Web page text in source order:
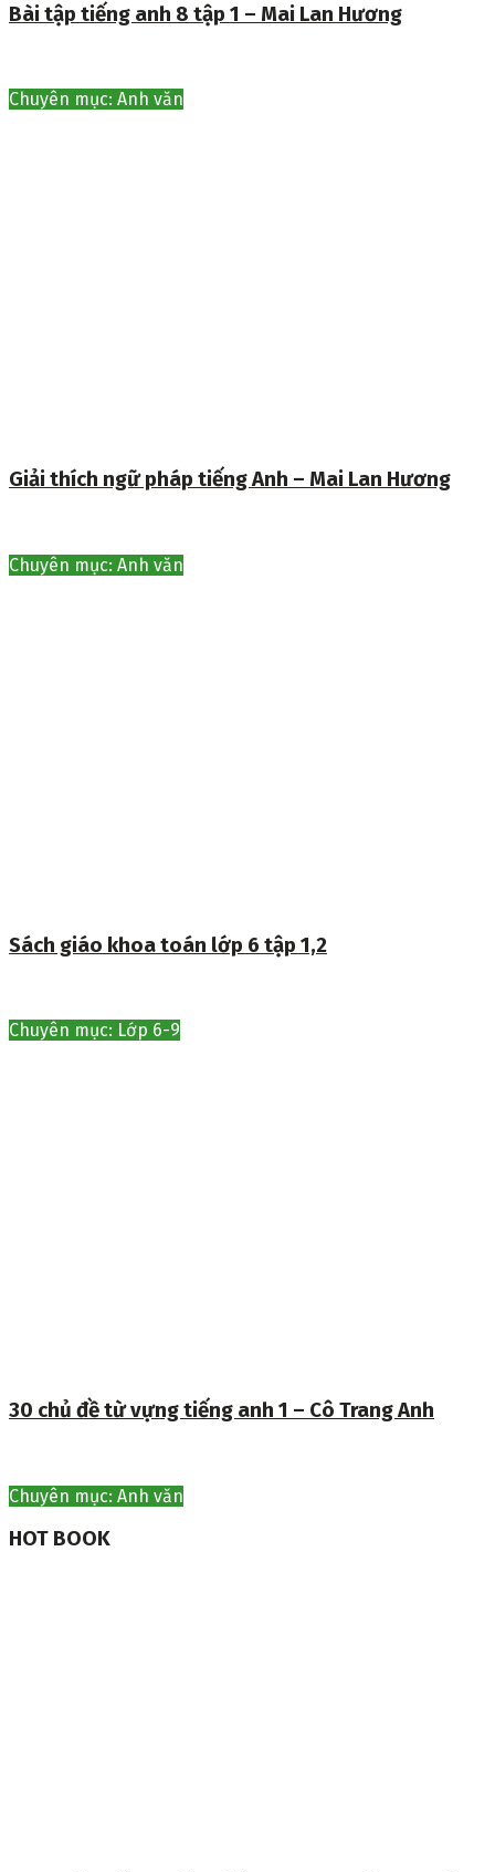
Bài tập tiếng anh 8 tập 1 – Mai Lan Hương
Chuyên mục: Anh văn
Giải thích ngữ pháp tiếng Anh – Mai Lan Hương
Chuyên mục: Anh văn
Sách giáo khoa toán lớp 6 tập 1,2
Chuyên mục: Lớp 6-9
30 chủ đề từ vựng tiếng anh 1 – Cô Trang Anh
Chuyên mục: Anh văn
HOT BOOK